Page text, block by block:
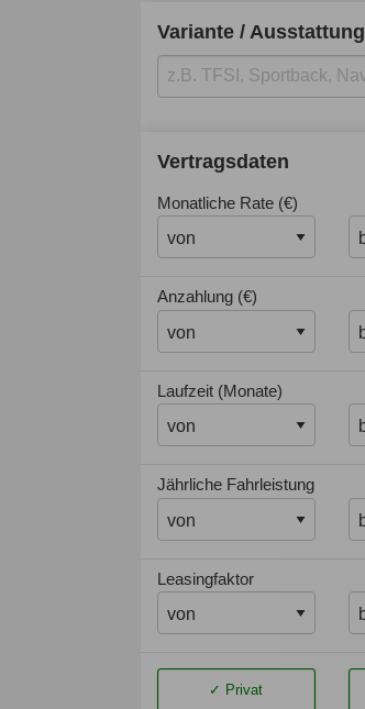
Variante / Ausstattung
Vertragsdaten
Monatliche Rate (€)
Anzahlung (€)
Laufzeit (Monate)
Jährliche Fahrleistung
Leasingfaktor
Privat